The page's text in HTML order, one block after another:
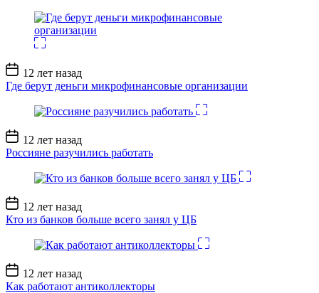
Дата
записи
12 лет назад
Где берут деньги микрофинансовые организации
Дата
записи
12 лет назад
Россияне разучились работать
Дата
записи
12 лет назад
Кто из банков больше всего занял у ЦБ
Дата
записи
12 лет назад
Как работают антиколлекторы